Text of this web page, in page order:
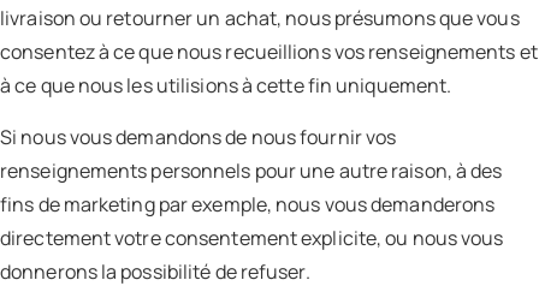
livraison ou retourner un achat, nous présumons que vous
consentez à ce que nous recueillions vos renseignements et
à ce que nous les utilisions à cette fin uniquement.
Si nous vous demandons de nous fournir vos
renseignements personnels pour une autre raison, à des
fins de marketing par exemple, nous vous demanderons
directement votre consentement explicite, ou nous vous
donnerons la possibilité de refuser.